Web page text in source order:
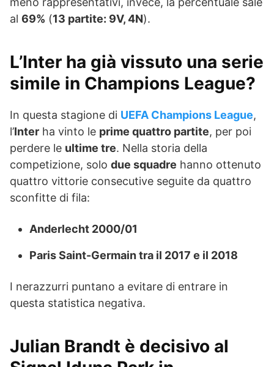
al 69% (13 partite: 9V, 4N).
L’Inter ha già vissuto una serie
simile in Champions League?
In questa stagione di UEFA Champions League,
l’Inter ha vinto le prime quattro partite, per poi
perdere le ultime tre. Nella storia della
competizione, solo due squadre hanno ottenuto
quattro vittorie consecutive seguite da quattro
sconfitte di fila:
Anderlecht 2000/01
Paris Saint-Germain tra il 2017 e il 2018
I nerazzurri puntano a evitare di entrare in
questa statistica negativa.
Julian Brandt è decisivo al